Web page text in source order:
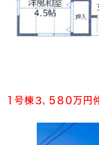
１号棟３，５８０万